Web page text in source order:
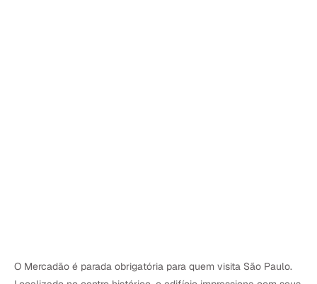
O Mercadão é parada obrigatória para quem visita São Paulo.